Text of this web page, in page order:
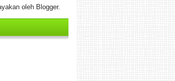
oleh Blogger.